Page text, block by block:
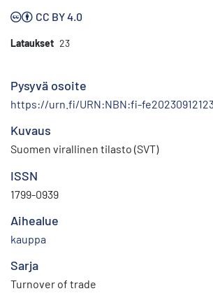
CC BY 4.0
Lataukset 23
Pysyvä osoite
https://urn.fi/URN:NBN:fi-
Kuvaus
Suomen virallinen tilasto (SVT)
ISSN
1799-0939
Aihealue
kauppa
Sarja
Turnover of trade